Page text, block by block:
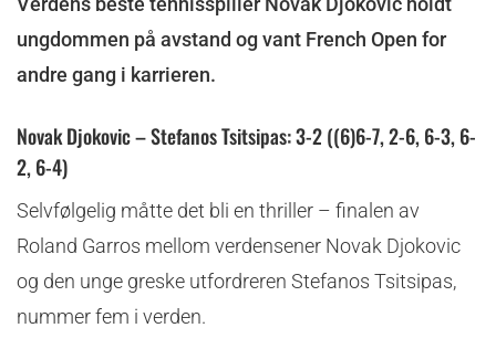
ungdommen på avstand og vant French Open for
andre gang i karrieren.
Novak Djokovic – Stefanos Tsitsipas: 3-2 ((6)6-7, 2-6, 6-3, 6-
2, 6-4)
Selvfølgelig måtte det bli en thriller – finalen av
Roland Garros mellom verdensener Novak Djokovic
og den unge greske utfordreren Stefanos Tsitsipas,
nummer fem i verden.